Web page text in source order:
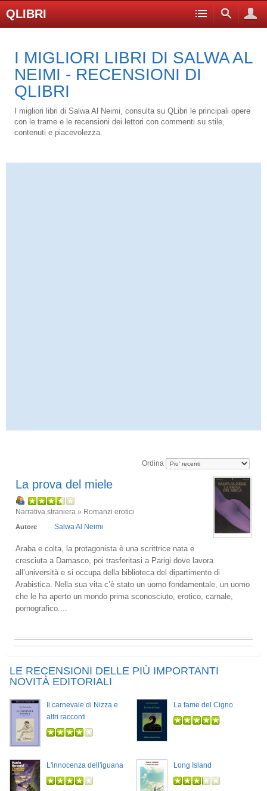
QLIBRI
I MIGLIORI LIBRI DI SALWA AL
NEIMI - RECENSIONI DI
QLIBRI
I migliori libri di Salwa Al Neimi, consulta su QLibri le principali opere
con le trame e le recensioni dei lettori con commenti su stile,
contenuti e piacevolezza.
Ordina
La prova del miele
Narrativa straniera » Romanzi erotici
Autore Salwa Al Neimi
Araba e colta, la protagonista è una scrittrice nata e
cresciuta a Damasco, poi trasferitasi a Parigi dove lavora
all’università e si occupa della biblioteca del dipartimento di
Arabistica. Nella sua vita c’è stato un uomo fondamentale, un uomo
che le ha aperto un mondo prima sconosciuto, erotico, carnale,
pornografico....
LE RECENSIONI DELLE PIÙ IMPORTANTI
NOVITÀ EDITORIALI
Il carnevale di Nizza e
altri racconti
La fame del Cigno
L'innocenza dell'iguana Long Island